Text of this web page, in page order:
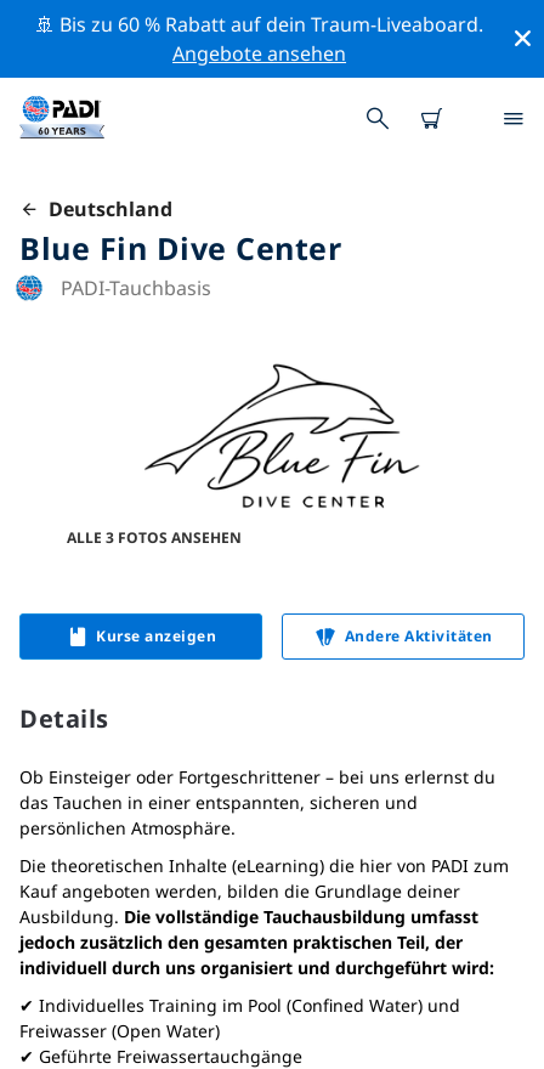
🚢 Bis zu 60 % Rabatt auf dein Traum-Liveaboard.
Angebote ansehen
Deutschland
Blue Fin Dive Center
PADI-Tauchbasis
ALLE 3 FOTOS ANSEHEN
Kurse anzeigen Andere Aktivitäten
Details
Ob Einsteiger oder Fortgeschrittener – bei uns erlernst du
das Tauchen in einer entspannten, sicheren und
persönlichen Atmosphäre.
Die theoretischen Inhalte (eLearning) die hier von PADI zum
Kauf angeboten werden, bilden die Grundlage deiner
Ausbildung. Die vollständige Tauchausbildung umfasst
jedoch zusätzlich den gesamten praktischen Teil, der
individuell durch uns organisiert und durchgeführt wird:
✔ Individuelles Training im Pool (Confined Water) und
Freiwasser (Open Water)
✔ Geführte Freiwassertauchgänge